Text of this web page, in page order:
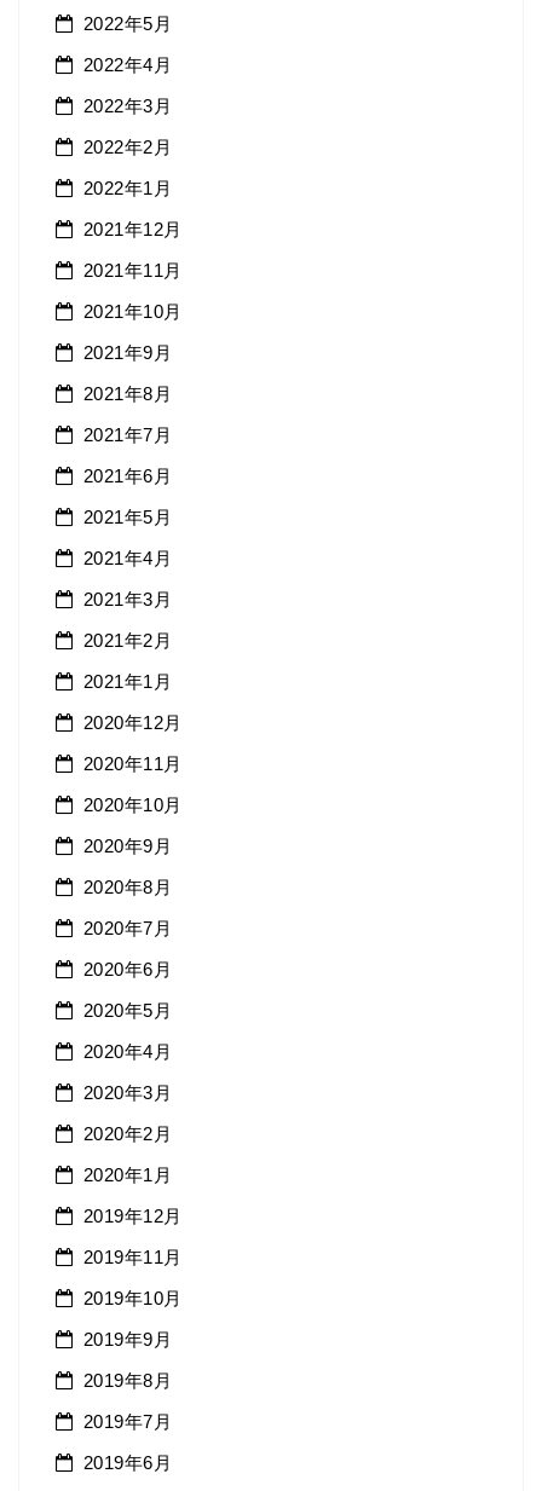
2022年5月
2022年4月
2022年3月
2022年2月
2022年1月
2021年12月
2021年11月
2021年10月
2021年9月
2021年8月
2021年7月
2021年6月
2021年5月
2021年4月
2021年3月
2021年2月
2021年1月
2020年12月
2020年11月
2020年10月
2020年9月
2020年8月
2020年7月
2020年6月
2020年5月
2020年4月
2020年3月
2020年2月
2020年1月
2019年12月
2019年11月
2019年10月
2019年9月
2019年8月
2019年7月
2019年6月